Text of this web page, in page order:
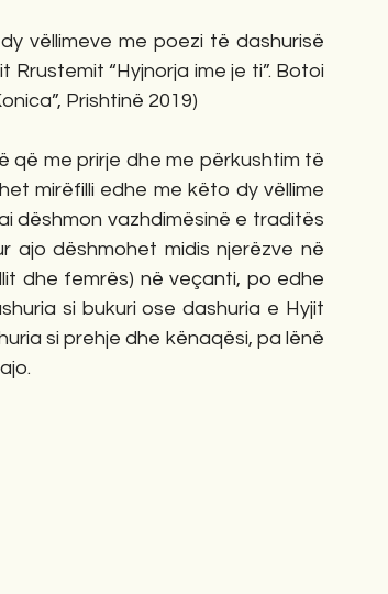
vëllimeve me poezi të dashurisë
Rrustemit “Hyjnorja ime je ti”. Botoi
Prishtinë 2019)
me prirje dhe me përkushtim të
mirëfilli edhe me këto dy vëllime
dëshmon vazhdimësinë e traditës
dëshmohet midis njerëzve në
dhe femrës) në veçanti, po edhe
si bukuri ose dashuria e Hyjit
si prehje dhe kënaqësi, pa lënë